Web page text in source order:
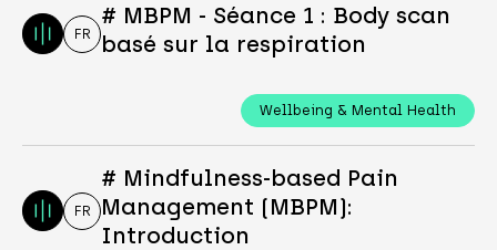
FR
# MBPM - Séance 1 : Body scan
basé sur la respiration
Wellbeing & Mental Health
FR
# Mindfulness-based Pain
Management (MBPM):
Introduction